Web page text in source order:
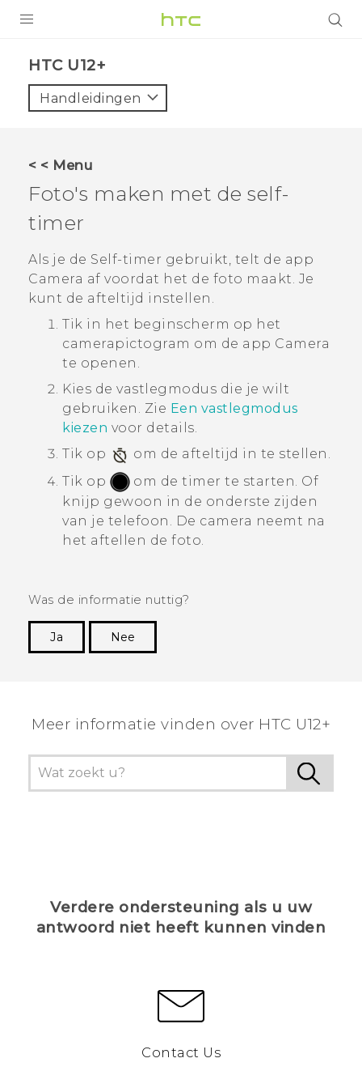
VIVE
AANBIEDINGEN
HTC Club
SUPPORT
HTC-apparaten & -accessoires
VIVERSE
Aanmelden
HTC U12+‎
Handleidingen
< < Menu
Foto's maken met de self-
timer
Als je de Self-timer gebruikt, telt de app
Camera af voordat het de foto maakt. Je
kunt de afteltijd instellen.
Tik in het beginscherm op het
camerapictogram om de app Camera
te openen.
Kies de vastlegmodus die je wilt
gebruiken. Zie Een vastlegmodus
kiezen voor details.
Tik op
om de afteltijd in te stellen.
Tik op
om de timer te starten. Of
knijp gewoon in de onderste zijden
van je telefoon. De camera neemt na
het aftellen de foto.
Was de informatie nuttig?
Ja
Nee
Meer informatie vinden over HTC U12+
Verdere ondersteuning als u uw
antwoord niet heeft kunnen vinden
Contact Us